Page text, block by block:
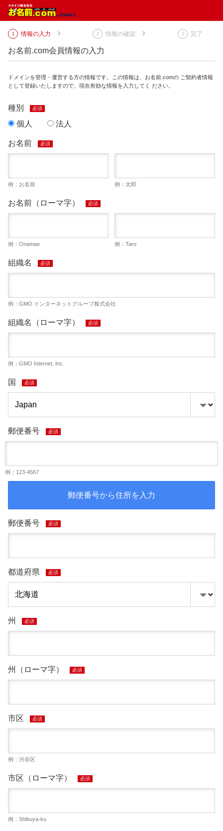
情報の入力 情報の確認 完了
お名前.com会員情報の入力
ドメインを管理・運営する方の情報です。この情報は、お名前.comの ご契約者情報
として登録いたしますので、現在有効な情報を入力してく ださい。
種別 必須
個人 法人
お名前 必須
例：お名前 例：太郎
お名前（ローマ字） 必須
例：Onamae 例：Taro
組織名 必須
例：GMO インターネットグループ株式会社
組織名（ローマ字） 必須
例：GMO Internet, Inc.
国 必須
郵便番号 必須
例：123-4567
郵便番号から住所を入力
郵便番号 必須
都道府県 必須
州 必須
州（ローマ字） 必須
市区 必須
例：渋谷区
市区（ローマ字） 必須
例：Shibuya-ku